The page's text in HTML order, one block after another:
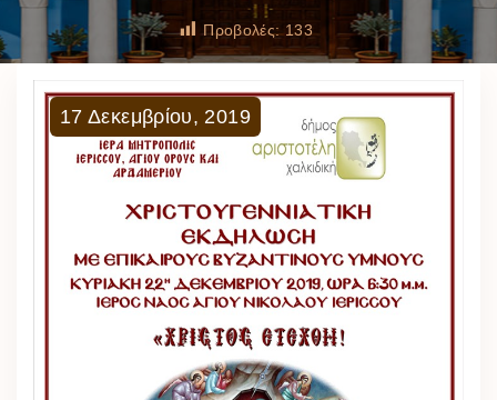
Προβολές: 133
17 Δεκεμβρίου, 2019